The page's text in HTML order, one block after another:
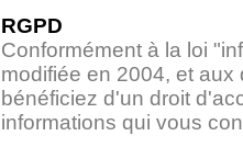
RGPD
Conformément à la loi
modifiée en 2004, et
bénéficiez d'un droit
informations qui vous